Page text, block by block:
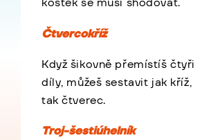
kostek se musí shodovat.
Čtvercokříž
Když šikovně přemístíš čtyři
díly, můžeš sestavit jak kříž,
tak čtverec.
Troj-šestiúhelník